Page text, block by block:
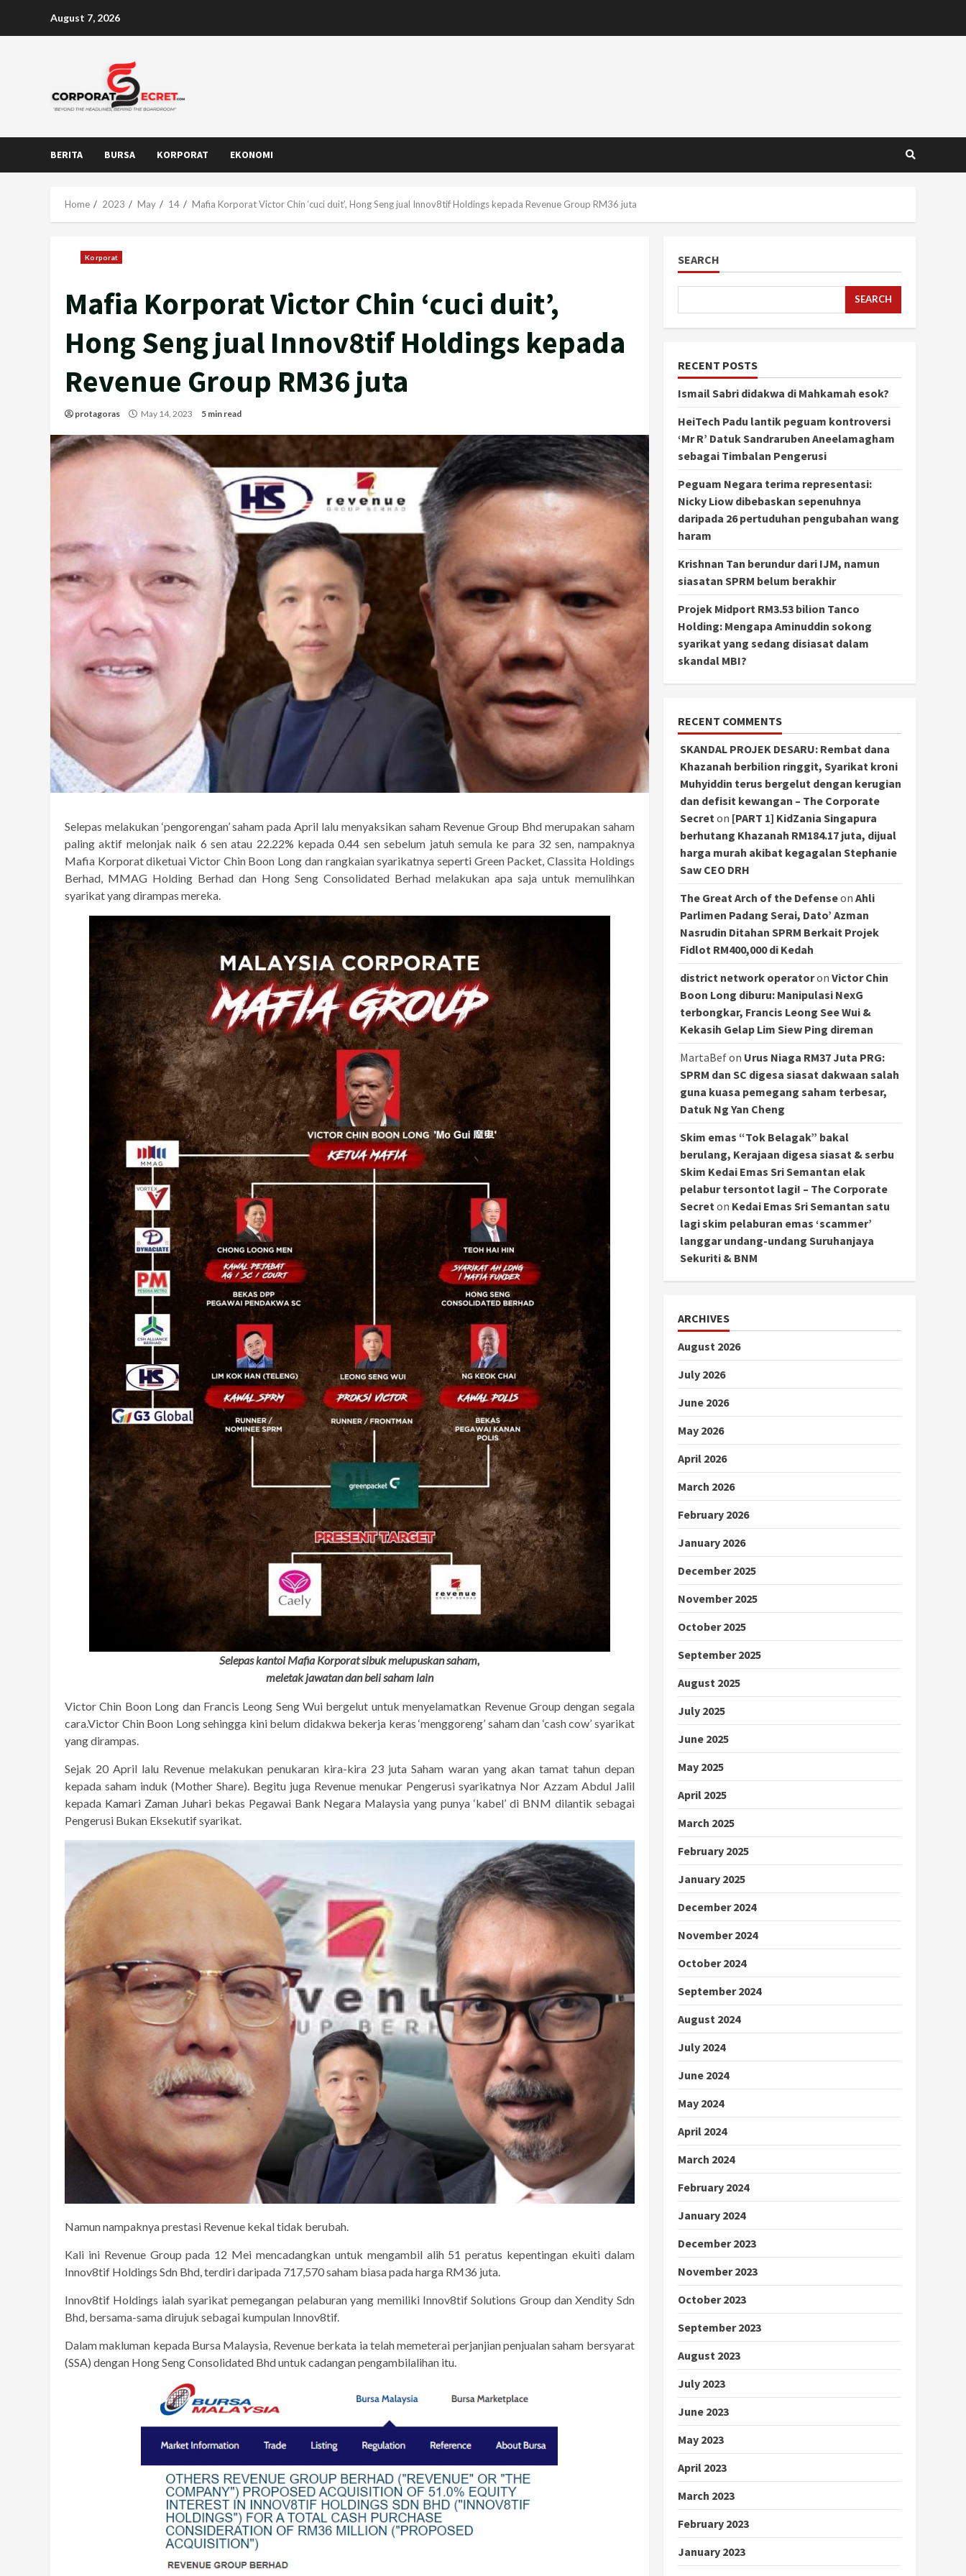
August 7, 2026
BERITA BURSA KORPORAT EKONOMI
Home 2023 May 14 Mafia Korporat Victor Chin ‘cuci duit’, Hong Seng jual Innov8tif Holdings kepada Revenue Group RM36 juta
Korporat
Mafia Korporat Victor Chin ‘cuci duit’,
Hong Seng jual Innov8tif Holdings kepada
Revenue Group RM36 juta
protagoras May 14, 2023 5 min read
Selepas melakukan ‘pengorengan’ saham pada April lalu menyaksikan saham Revenue Group Bhd merupakan saham
paling aktif melonjak naik 6 sen atau 22.22% kepada 0.44 sen sebelum jatuh semula ke para 32 sen, nampaknya
Mafia Korporat diketuai Victor Chin Boon Long dan rangkaian syarikatnya seperti Green Packet, Classita Holdings
Berhad, MMAG Holding Berhad dan Hong Seng Consolidated Berhad melakukan apa saja untuk memulihkan
syarikat yang dirampas mereka.
Selepas kantoi Mafia Korporat sibuk melupuskan saham,
meletak jawatan dan beli saham lain
Victor Chin Boon Long dan Francis Leong Seng Wui bergelut untuk menyelamatkan Revenue Group dengan segala
cara.Victor Chin Boon Long sehingga kini belum didakwa bekerja keras ‘menggoreng’ saham dan ‘cash cow’ syarikat
yang dirampas.
Sejak 20 April lalu Revenue melakukan penukaran kira-kira 23 juta Saham waran yang akan tamat tahun depan
kepada saham induk (Mother Share). Begitu juga Revenue menukar Pengerusi syarikatnya Nor Azzam Abdul Jalil
kepada Kamari Zaman Juharibekas Pegawai Bank Negara Malaysia yang punya ‘kabel’ di BNM dilantik sebagai
Pengerusi Bukan Eksekutif syarikat.
Namun nampaknya prestasi Revenue kekal tidak berubah.
Kali ini Revenue Group pada 12 Mei mencadangkan untuk mengambil alih 51 peratus kepentingan ekuiti dalam
Innov8tif Holdings Sdn Bhd, terdiri daripada 717,570 saham biasa pada harga RM36 juta.
Innov8tif Holdings ialah syarikat pemegangan pelaburan yang memiliki Innov8tif Solutions Group dan Xendity Sdn
Bhd, bersama-sama dirujuk sebagai kumpulan Innov8tif.
Dalam makluman kepada Bursa Malaysia, Revenue berkata ia telah memeterai perjanjian penjualan saham bersyarat
(SSA) dengan Hong Seng Consolidated Bhd untuk cadangan pengambilalihan itu.
SEARCH
SEARCH
RECENT POSTS
Ismail Sabri didakwa di Mahkamah esok?
HeiTech Padu lantik peguam kontroversi
‘Mr R’ Datuk Sandraruben Aneelamagham
sebagai Timbalan Pengerusi
Peguam Negara terima representasi:
Nicky Liow dibebaskan sepenuhnya
daripada 26 pertuduhan pengubahan wang
haram
Krishnan Tan berundur dari IJM, namun
siasatan SPRM belum berakhir
Projek Midport RM3.53 bilion Tanco
Holding: Mengapa Aminuddin sokong
syarikat yang sedang disiasat dalam
skandal MBI?
RECENT COMMENTS
SKANDAL PROJEK DESARU: Rembat dana
Khazanah berbilion ringgit, Syarikat kroni
Muhyiddin terus bergelut dengan kerugian
dan defisit kewangan – The Corporate
Secret on [PART 1] KidZania Singapura
berhutang Khazanah RM184.17 juta, dijual
harga murah akibat kegagalan Stephanie
Saw CEO DRH
The Great Arch of the Defenseon Ahli
Parlimen Padang Serai, Dato’ Azman
Nasrudin Ditahan SPRM Berkait Projek
Fidlot RM400,000 di Kedah
district network operatoron Victor Chin
Boon Long diburu: Manipulasi NexG
terbongkar, Francis Leong See Wui &
Kekasih Gelap Lim Siew Ping direman
MartaBefon Urus Niaga RM37 Juta PRG:
SPRM dan SC digesa siasat dakwaan salah
guna kuasa pemegang saham terbesar,
Datuk Ng Yan Cheng
Skim emas “Tok Belagak” bakal
berulang, Kerajaan digesa siasat & serbu
Skim Kedai Emas Sri Semantan elak
pelabur tersontot lagi! – The Corporate
Secret on Kedai Emas Sri Semantan satu
lagi skim pelaburan emas ‘scammer’
langgar undang-undang Suruhanjaya
Sekuriti & BNM
ARCHIVES
August 2026
July 2026
June 2026
May 2026
April 2026
March 2026
February 2026
January 2026
December 2025
November 2025
October 2025
September 2025
August 2025
July 2025
June 2025
May 2025
April 2025
March 2025
February 2025
January 2025
December 2024
November 2024
October 2024
September 2024
August 2024
July 2024
June 2024
May 2024
April 2024
March 2024
February 2024
January 2024
December 2023
November 2023
October 2023
September 2023
August 2023
July 2023
June 2023
May 2023
April 2023
March 2023
February 2023
January 2023